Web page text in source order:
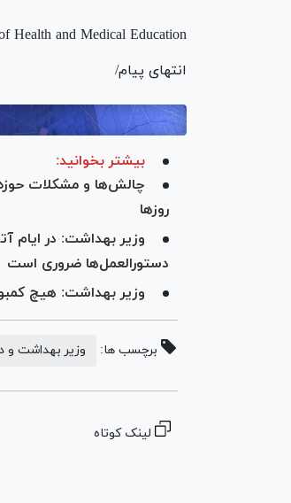
Health and Medical Education
انتهای پیام/
بیشتر بخوانید:
چالش‌ها و مشکلات
روز‌ها
وزیر بهداشت: در ایام
دستورالعمل‌ها ضروری است
وزیر بهداشت: هیچ
برچسب ها: وزیر بهداشت و
لینک کوتاه